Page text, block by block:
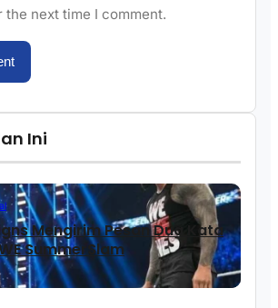
the next time I comment.
Ini
Mengirim Pesan Dua Kata
SummerSlam